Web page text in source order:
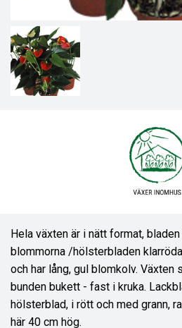
Hela växten är i nätt format,
blommorna /hölsterbladen
och har lång, gul blomkolv. Växten
bunden bukett - fast i kruka.
hölsterblad, i rött och med grann,
här 40 cm hög.